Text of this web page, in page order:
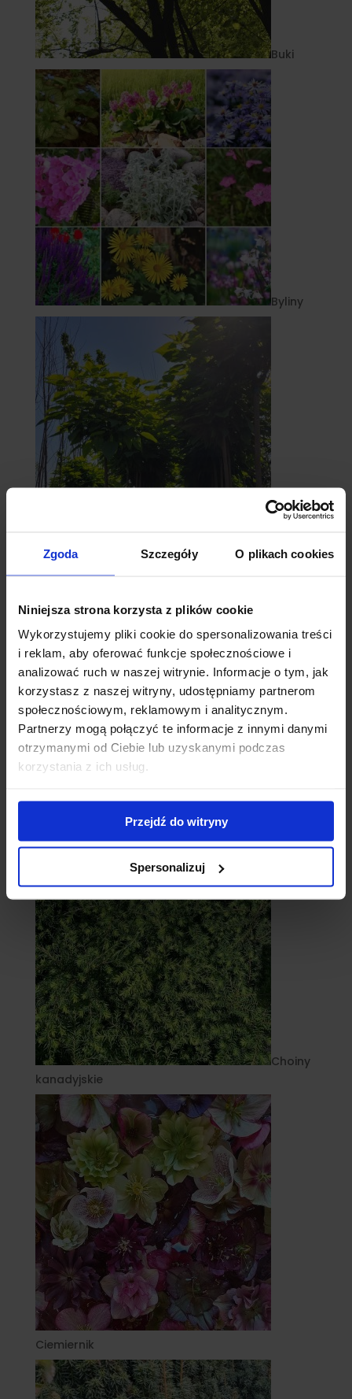
Zgoda Szczegóły O plikach cookies
Niniejsza strona korzysta z plików cookie
Wykorzystujemy pliki cookie do spersonalizowania treści
i reklam, aby oferować funkcje społecznościowe i
analizować ruch w naszej witrynie. Informacje o tym, jak
korzystasz z naszej witryny, udostępniamy partnerom
społecznościowym, reklamowym i analitycznym.
Partnerzy mogą połączyć te informacje z innymi danymi
otrzymanymi od Ciebie lub uzyskanymi podczas
korzystania z ich usług.
Przejdź do witryny
Spersonalizuj
Buki
Byliny
catalpy
Choiny
kanadyjskie
Ciemiernik